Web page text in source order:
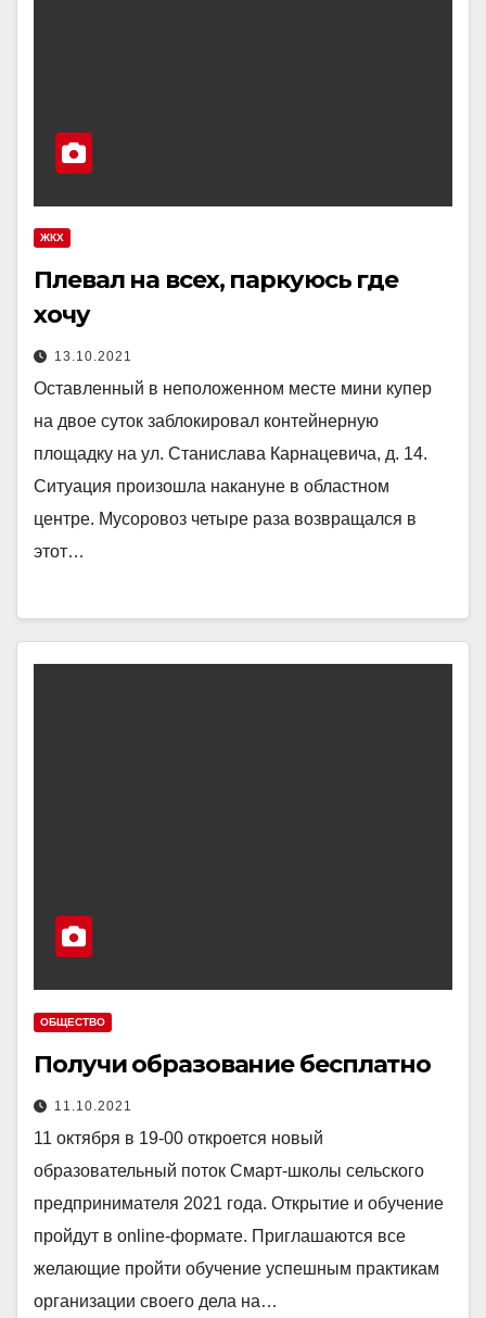
ЖКХ
Плевал на всех, паркуюсь где
хочу
13.10.2021
Оставленный в неположенном месте мини купер
на двое суток заблокировал контейнерную
площадку на ул. Станислава Карнацевича, д. 14.
Ситуация произошла накануне в областном
центре. Мусоровоз четыре раза возвращался в
этот…
ОБЩЕСТВО
Получи образование бесплатно
11.10.2021
11 октября в 19-00 откроется новый
образовательный поток Смарт-школы сельского
предпринимателя 2021 года. Открытие и обучение
пройдут в online-формате. Приглашаются все
желающие пройти обучение успешным практикам
организации своего дела на…